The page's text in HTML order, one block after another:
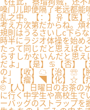
飞在此，蔡瑁狗贼，还
嗓门儿即便隔了老远都能
乱之中。【：】유【医
考え方次第だからね。煩
規則はうるさいしc下ら
時半にラジオ体操を始め
たって同じだと思えばc
らすしかないんだと思
だよ」【是】♋【否】
の」【收】☁【治】☏【
よ」【瘤】◥【化】☆【
©【人】日曜日のお茶の
に行く中学生や高校生で
ーバッグのストラップを